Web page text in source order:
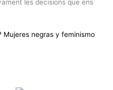
les decisions que ens
Mujeres negras y feminismo